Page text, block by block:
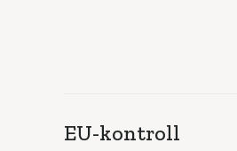
EU-kontroll